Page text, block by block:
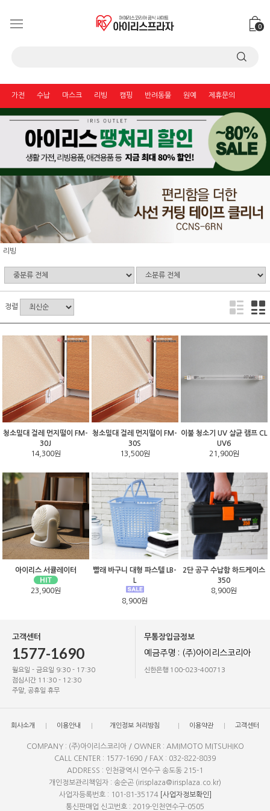
0
가전 수납 마스크 리빙 캠핑 반려동물 원예 제휴문의
리빙
정렬
청소밀대 걸레 먼지떨이 FM-
30J
14,300원
청소밀대 걸레 먼지떨이 FM-
30S
13,500원
이불 청소기 UV 살균 램프 CL
UV6
21,900원
아이리스 서큘레이터
23,900원
빨래 바구니 대형 파스텔 LB-
L
8,900원
2단 공구 수납함 하드케이스
350
8,900원
고객센터
1577-1690
월요일 - 금요일 9:30 - 17:30
점심시간 11:30 - 12:30
주말, 공휴일 휴무
무통장입금정보
예금주명 : (주)아이리스코리아
신한은행 100-023-400713
회사소개 이용안내 개인정보 처리방침 이용약관 고객센터
COMPANY : (주)아이리스코리아 / OWNER : AMIMOTO MITSUHIKO
CALL CENTER : 1577-1690 / FAX : 032-822-8039
ADDRESS : 인천광역시 연수구 송도동 215-1
개인정보관리책임자 : 송순곤 (irisplaza@irisplaza.co.kr)
사업자등록번호 : 101-81-35174 [사업자정보확인]
통신판매업 신고번호 : 2019-인천연수구-0505